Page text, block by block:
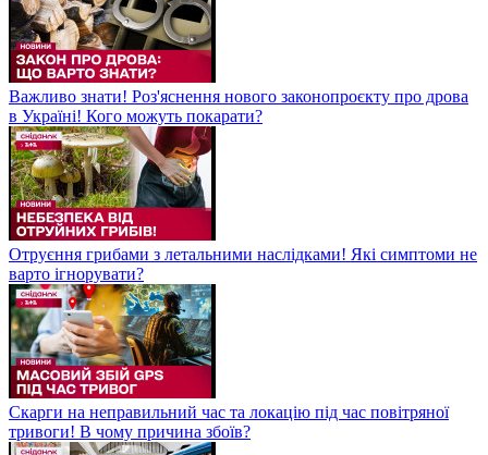
Важливо знати! Роз'яснення нового законопроєкту про дрова
в Україні! Кого можуть покарати?
Отруєння грибами з летальними наслідками! Які симптоми не
варто ігнорувати?
Скарги на неправильний час та локацію під час повітряної
тривоги! В чому причина збоїв?